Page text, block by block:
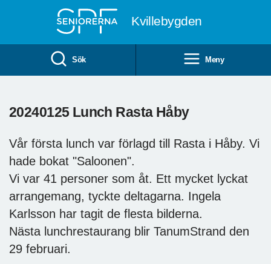
Kvillebygden
Sök Meny
20240125 Lunch Rasta Håby
Vår första lunch var förlagd till Rasta i Håby. Vi
hade bokat "Saloonen".
Vi var 41 personer som åt. Ett mycket lyckat
arrangemang, tyckte deltagarna. Ingela
Karlsson har tagit de flesta bilderna.
Nästa lunchrestaurang blir TanumStrand den
29 februari.